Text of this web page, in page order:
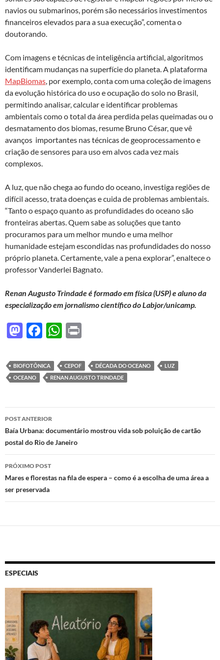
navios ou submarinos, porém são necessários investimentos
financeiros elevados para a sua execução”, comenta o
doutorando.
Com imagens e técnicas de inteligência artificial, algoritmos
identificam mudanças na superfície do planeta. A plataforma
MapBiomas, por exemplo, conta com uma coleção de imagens
da evolução histórica do uso e ocupação do solo no Brasil,
permitindo analisar, calcular e identificar problemas
ambientais como o total da área perdida pelas queimadas ou o
desmatamento dos biomas, resume Bruno César, que vê
avanços importantes nas técnicas de geoprocessamento e
criação de sensores para uso em alvos cada vez mais
complexos.
A luz, que não chega ao fundo do oceano, investiga regiões de
difícil acesso, trata doenças e cuida de problemas ambientais.
“Tanto o espaço quanto as profundidades do oceano são
fronteiras abertas. Quem sabe as soluções que tanto
procuramos para um melhor mundo e uma melhor
humanidade estejam escondidas nas profundidades do nosso
próprio planeta. Certamente, vale a pena explorar”, enaltece o
professor Vanderlei Bagnato.
Renan Augusto Trindadeé formado em física (USP) e aluno da
especialização em jornalismo científico do Labjor/unicamp.
M
to
d
n
F
e
b
o
k
W
at
s
p
p
nt
BIOFOTÔNICA CEPOF DÉCADA DO OCEANO
LUZ
OCEANO
RENAN AUGUSTO TRINDADE
Navegação
de
posts
POST ANTERIOR
Baía Urbana: documentário mostrou vida sob poluição de cartão
postal do Rio de Janeiro
PRÓXIMO POST
Mares e florestas na fila de espera – como é a escolha de uma área a
ser preservada
ESPECIAIS